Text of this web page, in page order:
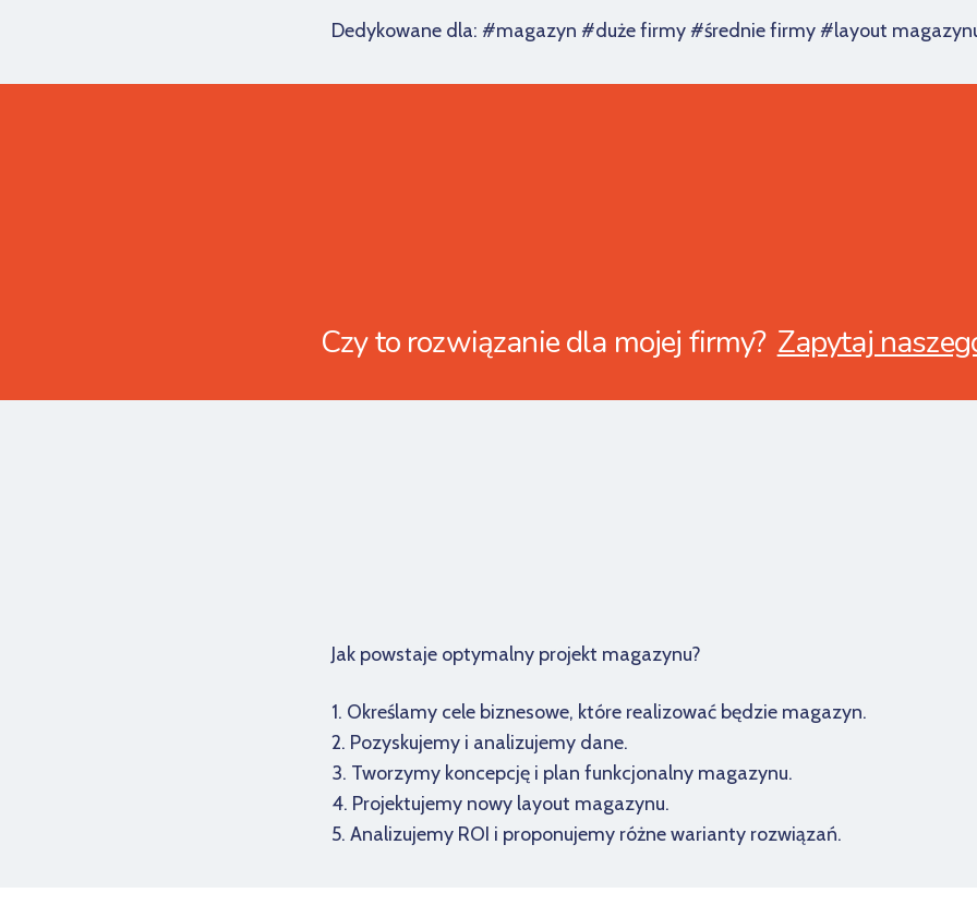
Dedykowane dla: #magazyn #duże firmy #średnie firmy #layout
Czy to rozwiązanie dla mojej firmy? Zapytaj
Jak powstaje optymalny projekt magazynu?
1. Określamy cele biznesowe, które realizować będzie magazyn.
2. Pozyskujemy i analizujemy dane.
3. Tworzymy koncepcję i plan funkcjonalny magazynu.
4. Projektujemy nowy layout magazynu.
5. Analizujemy ROI i proponujemy różne warianty rozwiązań.